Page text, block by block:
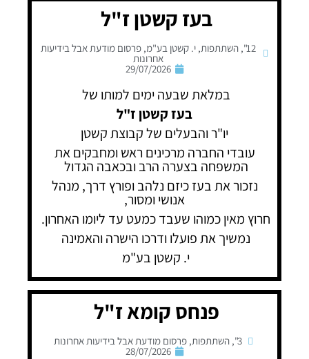
בעז קשטן ז"ל
12"
,השתתפות,י. קשטן בע"מ,פרסום מודעת אבל בידיעות
אחרונות
29/07/2026
במלאת שבעה ימים למותו של
בעז קשטן ז"ל
יו"ר והבעלים של קבוצת קשטן
עובדי החברה מרכינים ראש ומחבקים את
המשפחה בצערה הרב ובכאבה הגדול
נזכור את בעז כיזם נלהב ופורץ דרך, מנהל
אנושי ומסור,
חרוץ מאין כמוהו שעבד כמעט עד ליומו האחרון.
נמשיך את פועלו ודרכו הישרה והאמינה
י. קשטן בע"מ
פנחס קומא ז"ל
3"
, השתתפות, פרסום מודעת אבל בידיעות אחרונות
28/07/2026